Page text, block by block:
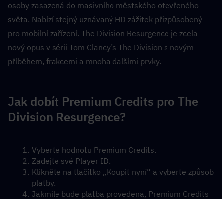
osoby zasazená do masivního městského otevřeného
světa. Nabízí stejný uznávaný HD zážitek přizpůsobený
pro mobilní zařízení. The Division Resurgence je zcela
nový opus v sérii Tom Clancy’s The Division s novým
příběhem, frakcemi a mnoha dalšími prvky.
Jak dobít Premium Credits pro The
Division Resurgence?
Vyberte hodnotu Premium Credits.
Zadejte své Player ID.
Klikněte na tlačítko „Koupit nyní“ a vyberte způsob
platby.
Jakmile bude platba provedena, Premium Credits